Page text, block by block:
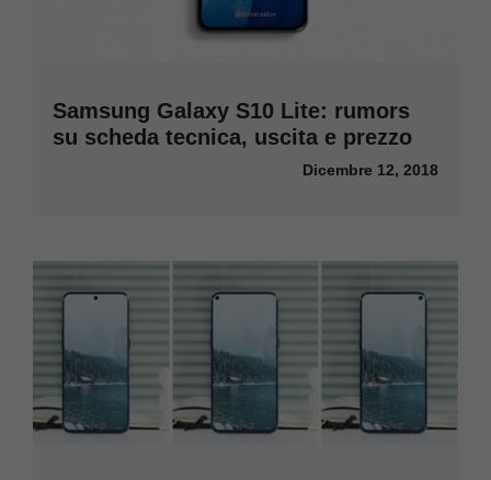
Samsung Galaxy S10 Lite: rumors
su scheda tecnica, uscita e prezzo
Dicembre 12, 2018